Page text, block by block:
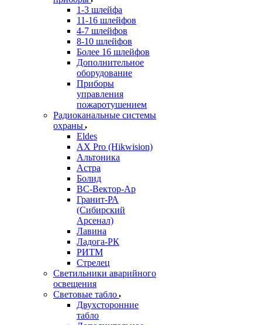
1-3 шлейфа
11-16 шлейфов
4-7 шлейфов
8-10 шлейфов
Более 16 шлейфов
Дополнительное
оборудование
Приборы
управления
пожаротушением
Радиоканальные системы
охраны
Eldes
AX Pro (Hikwision)
Альтоника
Астра
Болид
ВС-Вектор-Ар
Гранит-РА
(Сибирский
Арсенал)
Лавина
Ладога-РК
РИТМ
Стрелец
Светильники аварийного
освещения
Световые табло
Двухсторонние
табло